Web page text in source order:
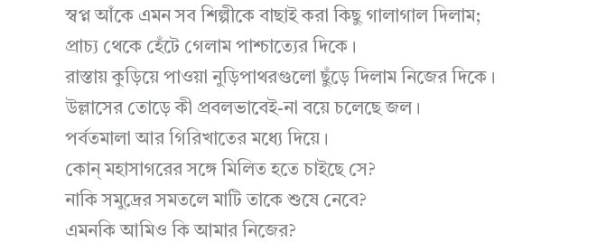
স্বপ্ন আঁকে এমন সব শিল্পীকে বাছাই করা কিছু গালাগাল দিলাম;
প্রাচ্য থেকে হেঁটে গেলাম পাশ্চাত্যের দিকে।
রাস্তায় কুড়িয়ে পাওয়া নুড়িপাথরগুলো ছুঁড়ে দিলাম নিজের দিকে।
উল্লাসের তোড়ে কী প্রবলভাবেই-না বয়ে চলেছে জল।
পর্বতমালা আর গিরিখাতের মধ্যে দিয়ে।
কোন্ মহাসাগরের সঙ্গে মিলিত হতে চাইছে সে?
নাকি সমুদ্রের সমতলে মাটি তাকে শুষে নেবে?
এমনকি আমিও কি আমার নিজের?